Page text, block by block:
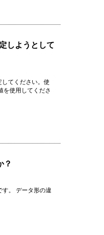
しようとして
てください。使
を使用してくださ
？
。 データ形の違